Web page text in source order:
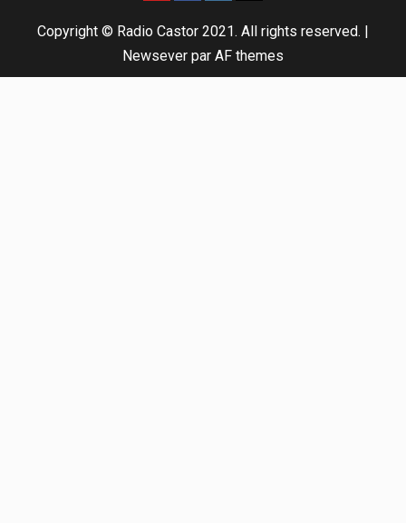
Copyright © Radio Castor 2021. All rights reserved. |
Newsever par AF themes